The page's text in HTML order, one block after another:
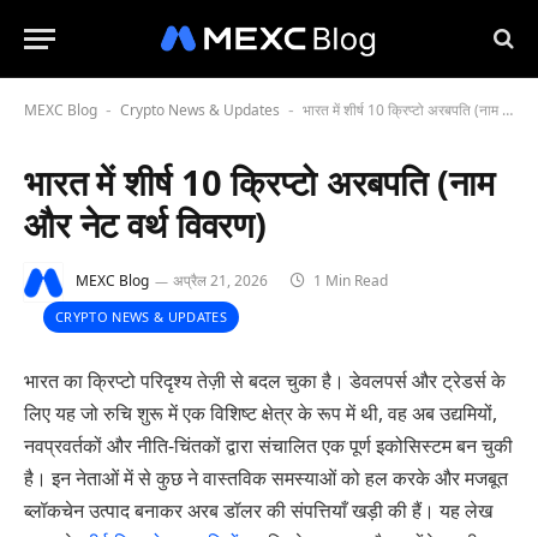
MEXC Blog - Crypto News & Updates - भारत में शीर्ष 10 क्रिप्टो अरबपति (नाम और नेट वर्थ विवरण)
भारत में शीर्ष 10 क्रिप्टो अरबपति (नाम
और नेट वर्थ विवरण)
MEXC Blog अप्रैल 21, 2026 1 Min Read
CRYPTO NEWS & UPDATES
भारत का क्रिप्टो परिदृश्य तेज़ी से बदल चुका है। डेवलपर्स और ट्रेडर्स के
लिए यह जो रुचि शुरू में एक विशिष्ट क्षेत्र के रूप में थी, वह अब उद्यमियों,
नवप्रवर्तकों और नीति-चिंतकों द्वारा संचालित एक पूर्ण इकोसिस्टम बन चुकी
है। इन नेताओं में से कुछ ने वास्तविक समस्याओं को हल करके और मजबूत
ब्लॉकचेन उत्पाद बनाकर अरब डॉलर की संपत्तियाँ खड़ी की हैं। यह लेख